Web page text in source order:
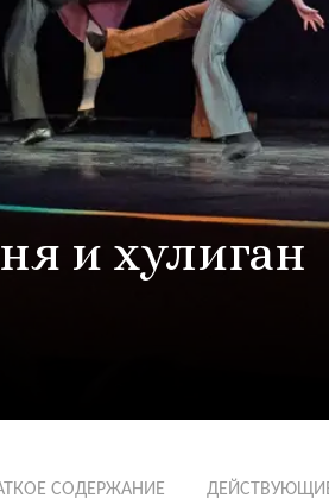
и хулиган
СОДЕРЖАНИЕ